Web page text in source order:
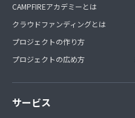
CAMPFIREアカデミーとは
クラウドファンディングとは
プロジェクトの作り方
プロジェクトの広め方
サービス